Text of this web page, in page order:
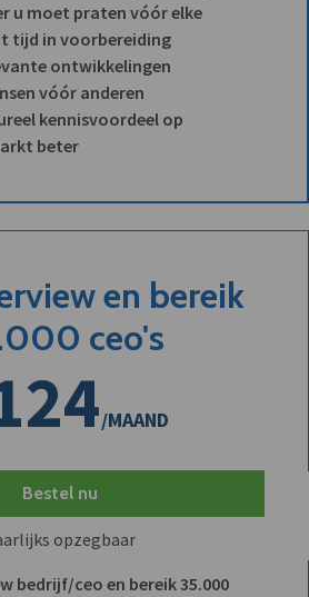
u moet praten vóór elke
tijd in voorbereiding
ontwikkelingen
vóór anderen
kennisvoordeel op
beter
en bereik
ceo's
/MAAND
Bestel nu
opzegbaar
bedrijf/ceo en bereik 35.000